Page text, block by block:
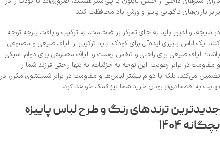
برابر باران‌های ناگهانی پاییز و وزش باد محافظت کنند.
در نتیجه، والدین باید به جای تمرکز بر ضخامت، به ترکیب و بافت پارچه توجه
کنند. یک لباس پاییزی ایده‌آل برای کودک، باید ترکیبی از الیاف طبیعی و مصنوعی
باشد؛ الیاف طبیعی برای راحتی و تنفس پوست و الیاف مصنوعی برای دوام، سبکی
و مقاومت در برابر رطوبت. این توجه به جزئیات، نه تنها راحتی فرزند شما را
تضمین می‌کند، بلکه با دوام بیشتر لباس‌ها و مقاومت در برابر شستشوی مکرر، در
نهایت به اقتصادی‌تر بودن خرید شما نیز کمک خواهد کرد.
جدیدترین ترندهای رنگ و طرح لباس پاییزه
بچگانه ۱۴۰۴